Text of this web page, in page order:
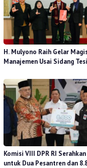
H. Mulyono Raih Gelar
Manajemen Usai Sidang
Kerja
Komisi VIII DPR RI
untuk Dua Pesantren dan